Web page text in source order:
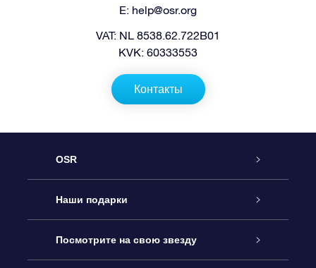
E: help@osr.org
VAT: NL 8538.62.722B01
KVK: 60333553
Контакты
OSR
Обслуживание
Как с нами связаться
Наши подарки
Онлайн подарок Online Star Gift
Посмотрите на свою звезду